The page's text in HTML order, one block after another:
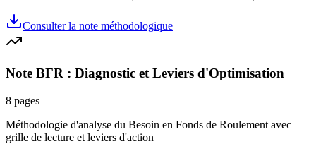
Consulter la note méthodologique
Note BFR : Diagnostic et Leviers d'Optimisation
8 pages
Méthodologie d'analyse du Besoin en Fonds de Roulement avec
grille de lecture et leviers d'action